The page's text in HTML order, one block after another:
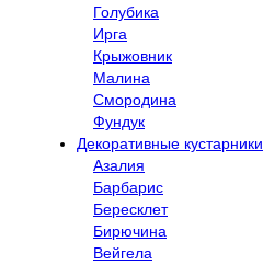
Голубика
Ирга
Крыжовник
Малина
Смородина
Фундук
Декоративные кустарники
Азалия
Барбарис
Бересклет
Бирючина
Вейгела